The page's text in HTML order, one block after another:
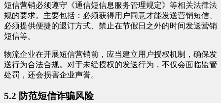
短信营销必须遵守《通信短信息服务管理规定》等相关法律法
规的要求。主要包括：必须获得用户同意才能发送营销短信、
必须提供便捷的退订方式、禁止在节假日之外的时间发送营销
短信等。
物流企业在开展短信营销前，应当建立用户授权机制，确保发
送行为合法合规。对于未经授权的发送行为，不仅会面临监管
处罚，还会损害企业声誉。
5.2 防范短信诈骗风险